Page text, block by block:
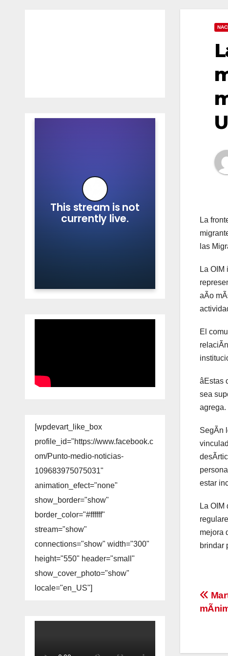
[wpdevart_like_box
profile_id="https://www.facebook.c
om/Punto-medio-noticias-
109683975075031"
animation_efect="none"
show_border="show"
border_color="#ffffff"
stream="show"
connections="show" width="300"
height="550" header="small"
show_cover_photo="show"
locale="en_US"]
La
las
La
aÃo
El
âEstas
sea
agrega.
SegÃn
estar
La
mejora
brindar